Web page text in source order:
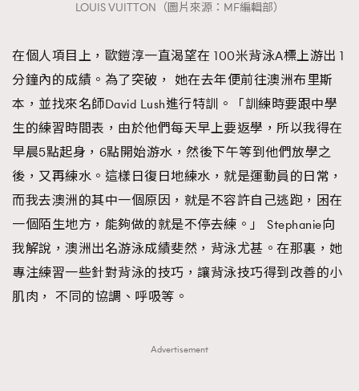
LOUIS VUITTON（圖片來源：MF編輯部）
在個人項目上，歐鎧淳一直渴望在 100米背泳A標上游出 1
分鐘內的成績。為了突破， 她在去年便前往澳洲布里斯
本，並找來名師David Lush進行特訓。「訓練時要跟中學
生的練習時間表，由於他們每天早上要返學，所以我得在
早晨5點起身，6點開始游水，然後下午等到他們放學之
後，又再練水。這樣日復日地練水，就是運動員的日常，
而我去澳洲的其中一個原因，就是不容許自己逃跑，困在
一個陌生地方，能夠做的就是不停去練。」 Stephanie向
我解說，澳洲出名游泳成績斐然，背泳尤甚。在那裏，她
專注練習一些針對背泳的技巧，讓背泳技巧得到改善的小
肌肉， 不同的協調、呼吸等。
Advertisement